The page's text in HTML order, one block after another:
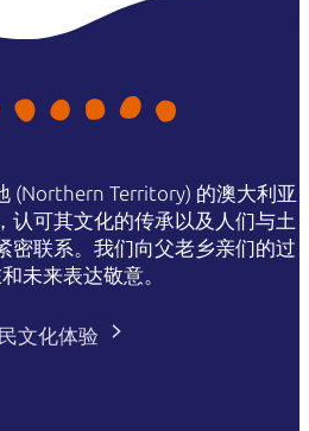
(Northern Territory) 的澳大利亚
认可其文化的传承以及人们与土
密联系。我们向父老乡亲们的过
未来表达敬意。
文化体验